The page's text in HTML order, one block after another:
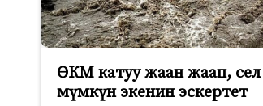
ӨКМ катуу жаан жаап,
мүмкүн экенин эскертет